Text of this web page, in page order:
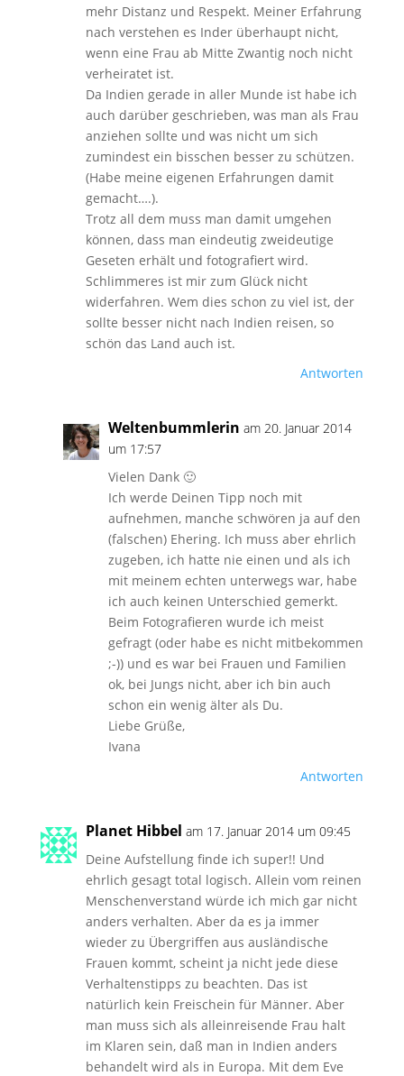
mehr Distanz und Respekt. Meiner Erfahrung
nach verstehen es Inder überhaupt nicht,
wenn eine Frau ab Mitte Zwantig noch nicht
verheiratet ist.
Da Indien gerade in aller Munde ist habe ich
auch darüber geschrieben, was man als Frau
anziehen sollte und was nicht um sich
zumindest ein bisschen besser zu schützen.
(Habe meine eigenen Erfahrungen damit
gemacht….).
Trotz all dem muss man damit umgehen
können, dass man eindeutig zweideutige
Geseten erhält und fotografiert wird.
Schlimmeres ist mir zum Glück nicht
widerfahren. Wem dies schon zu viel ist, der
sollte besser nicht nach Indien reisen, so
schön das Land auch ist.
Antworten
Weltenbummlerin am 20. Januar 2014
um 17:57
Vielen Dank 🙂
Ich werde Deinen Tipp noch mit
aufnehmen, manche schwören ja auf den
(falschen) Ehering. Ich muss aber ehrlich
zugeben, ich hatte nie einen und als ich
mit meinem echten unterwegs war, habe
ich auch keinen Unterschied gemerkt.
Beim Fotografieren wurde ich meist
gefragt (oder habe es nicht mitbekommen
;-)) und es war bei Frauen und Familien
ok, bei Jungs nicht, aber ich bin auch
schon ein wenig älter als Du.
Liebe Grüße,
Ivana
Antworten
Planet Hibbel am 17. Januar 2014 um 09:45
Deine Aufstellung finde ich super!! Und
ehrlich gesagt total logisch. Allein vom reinen
Menschenverstand würde ich mich gar nicht
anders verhalten. Aber da es ja immer
wieder zu Übergriffen aus ausländische
Frauen kommt, scheint ja nicht jede diese
Verhaltenstipps zu beachten. Das ist
natürlich kein Freischein für Männer. Aber
man muss sich als alleinreisende Frau halt
im Klaren sein, daß man in Indien anders
behandelt wird als in Europa. Mit dem Eve